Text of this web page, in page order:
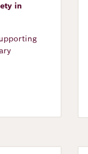
Bohm
in